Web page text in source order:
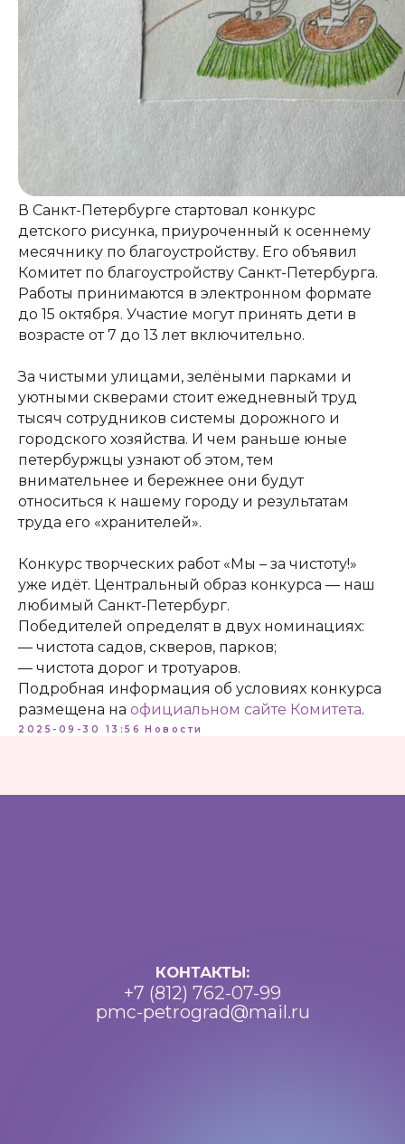
В Санкт-Петербурге стартовал конкурс
детского рисунка, приуроченный к осеннему
месячнику по благоустройству. Его объявил
Комитет по благоустройству Санкт-Петербурга.
Работы принимаются в электронном формате
до 15 октября. Участие могут принять дети в
возрасте от 7 до 13 лет включительно.
За чистыми улицами, зелёными парками и
уютными скверами стоит ежедневный труд
тысяч сотрудников системы дорожного и
городского хозяйства. И чем раньше юные
петербуржцы узнают об этом, тем
внимательнее и бережнее они будут
относиться к нашему городу и результатам
труда его «хранителей».
Конкурс творческих работ «Мы – за чистоту!»
уже идёт. Центральный образ конкурса — наш
любимый Санкт-Петербург.
Победителей определят в двух номинациях:
— чистота садов, скверов, парков;
— чистота дорог и тротуаров.
Подробная информация об условиях конкурса
размещена на официальном сайте Комитета.
2025-09-30 13:56 Новости
Адрес:
197198, Санкт-Петербург, Большой
проспект Петроградской стороны, д.18 ст.м.
«Спортивная»
КОНТАКТЫ:
+7 (812) 762-07-99
pmc-petrograd@mail.ru
Max